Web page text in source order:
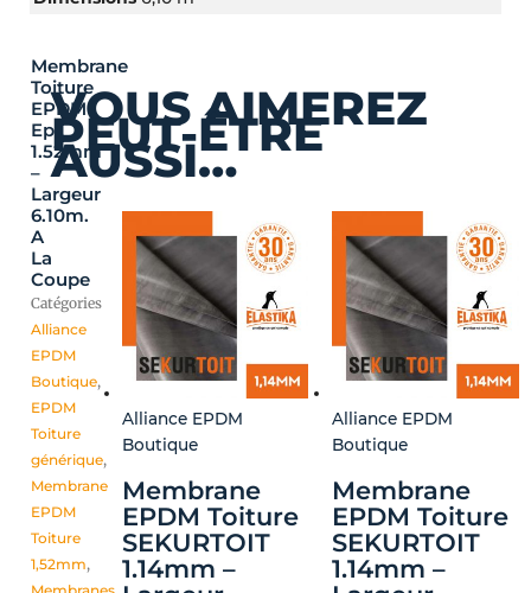
Membrane
Toiture
EPDM
Ep
1.52mm
–
Largeur
6.10m.
A
La
Coupe
Catégories
Alliance
EPDM
Boutique,
EPDM
Toiture
générique,
Membrane
EPDM
Toiture
1,52mm,
VOUS AIMEREZ
PEUT-ÊTRE
AUSSI…
Alliance EPDM
Boutique
Membrane
EPDM Toiture
SEKURTOIT
1.14mm –
Alliance EPDM
Boutique
Membrane
EPDM Toiture
SEKURTOIT
1.14mm –